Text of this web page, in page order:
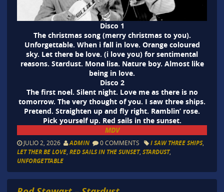
Disco 1
The christmas song (merry christmas to you).
Unforgettable. When i fall in love. Orange coloured
sky. Let there be love. (i love you) for sentimental
reasons. Stardust. Mona lisa. Nature boy. Almost like
being in love.
Disco 2
The first noel. Silent night. Love me as there is no
tomorrow. The very thought of you. I saw three ships.
Pretend. Straighten up and fly right. Ramblin’ rose.
Pick yourself up. Red sails in the sunset.
MDV
JULIO 2, 2026 ADMIN 0 COMMENTS I SAW THREE SHIPS,
LET THER BE LOVE, RED SAILS IN THE SUNSET, STARDUST,
UNFORGETTABLE